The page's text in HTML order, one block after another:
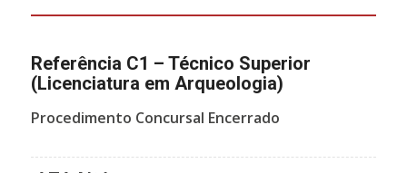
Referência C1 – Técnico Superior
(Licenciatura em Arqueologia)
Procedimento Concursal Encerrado